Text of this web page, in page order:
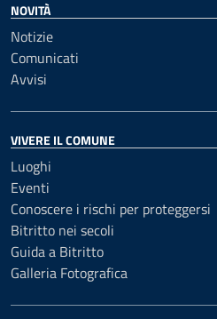
NOVITÀ
Notizie
Comunicati
Avvisi
VIVERE IL COMUNE
Luoghi
Eventi
Conoscere i rischi per proteggersi
Bitritto nei secoli
Guida a Bitritto
Galleria Fotografica